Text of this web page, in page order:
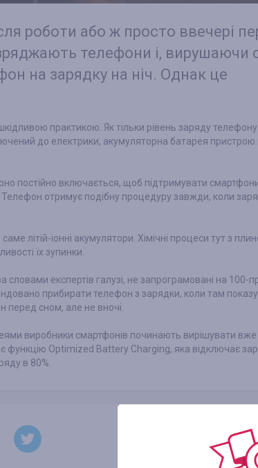
роботи або ж просто ввечері
телефони і, вирушаючи
на зарядку на ніч. Однак це
практикою. Як тільки рівень заряду
до електрики, акумуляторна батарея
постійно включається, щоб підтримувати
Телефон отримує подібну процедуру завжди, коли
літій-іонні акумулятори. Хімічні процеси тут з
їх зупинки.
словами експертів галузі, не запрограмовані на 100-
прибирати телефон з зарядки, коли там показує
сном, але не вночі.
виробники смартфонів починають вирішувати вже
функцію Optimized Battery Charging, яка відключає
в 80%.
Копіювати